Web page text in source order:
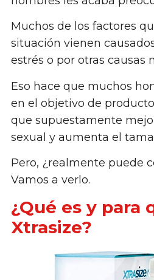
Muchos de los factores
situación vienen
estrés o por otras causas
Eso hace que muchos
en el objetivo de
que supuestamente
sexual y aumenta el
Pero, ¿realmente puede
Vamos a verlo.
¿Qué es y para
Xtrasize?